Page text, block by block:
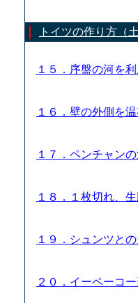
トイツの作り方（
１５．序盤の河を
１６．壁の外側を
１７．ペンチャン
１８．１枚切れ、
１９．シュンツと
２０．イーペーコ